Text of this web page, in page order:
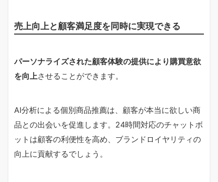
売上向上と顧客満足度を同時に実現できる
パーソナライズされた顧客体験の提供により購買意欲
を向上させることができます。
AI分析による個別商品推薦は、顧客が本当に欲しい商
品との出会いを促進します。24時間対応のチャットボ
ットは顧客の利便性を高め、ブランドロイヤリティの
向上に貢献するでしょう。